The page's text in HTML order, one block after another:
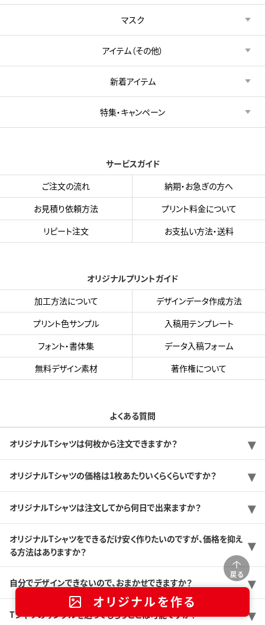
戻る
オリジナルを作る
マスク
アイテム（その他）
新着アイテム
特集・キャンペーン
サービスガイド
ご注文の流れ
納期・お急ぎの方へ
お見積り依頼方法
プリント料金について
リピート注文
お支払い方法・送料
オリジナルプリントガイド
加工方法について
デザインデータ作成方法
プリント色サンプル
入稿用テンプレート
フォント・書体集
データ入稿フォーム
無料デザイン素材
著作権について
よくある質問
オリジナルTシャツは何枚から注文できますか？
オリジナルTシャツの価格は1枚あたりいくらくらいですか？
オリジナルTシャツは注文してから何日で出来ますか？
オリジナルTシャツをできるだけ安く作りたいのですが、価格を抑え
る方法はありますか？
自分でデザインできないので、おまかせできますか？
Tシャツのサンプルを送ってもらうことは可能ですか？